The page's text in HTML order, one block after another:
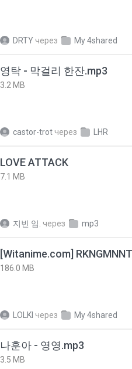
DRTY через My 4shared
영탁 - 막걸리 한잔.mp3
3.2 MB
castor-trot через LHR
LOVE ATTACK
7.1 MB
지빈 임. через mp3
186.0 MB
LOLKI через My 4shared
나훈아 - 영영.mp3
3.5 MB